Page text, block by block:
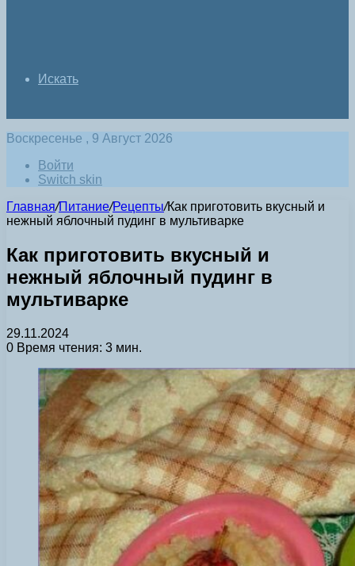
Искать
Воскресенье , 9 Август 2026
Войти
Switch skin
Главная/Питание/Рецепты/Как приготовить вкусный и
нежный яблочный пудинг в мультиварке
Как приготовить вкусный и
нежный яблочный пудинг в
мультиварке
29.11.2024
0 Время чтения: 3 мин.